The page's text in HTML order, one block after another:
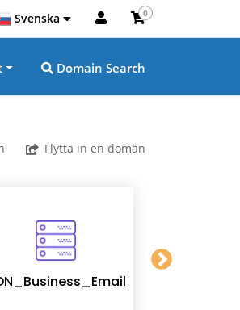
Svenska 0
Domain Search
Flytta in en domän